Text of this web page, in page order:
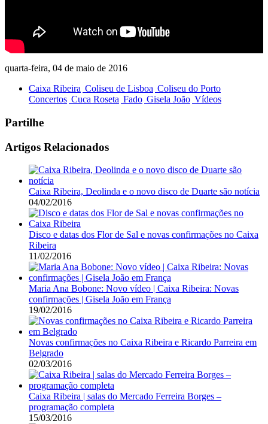
quarta-feira, 04 de maio de 2016
Caixa Ribeira Coliseu de Lisboa Coliseu do Porto
Concertos Cuca Roseta Fado Gisela João Vídeos
Partilhe
Artigos Relacionados
Caixa Ribeira, Deolinda e o novo disco de Duarte são notícia
04/02/2016
Disco e datas dos Flor de Sal e novas confirmações no Caixa
Ribeira
11/02/2016
Maria Ana Bobone: Novo vídeo | Caixa Ribeira: Novas
confirmações | Gisela João em França
19/02/2016
Novas confirmações no Caixa Ribeira e Ricardo Parreira em
Belgrado
02/03/2016
Caixa Ribeira | salas do Mercado Ferreira Borges –
programação completa
15/03/2016